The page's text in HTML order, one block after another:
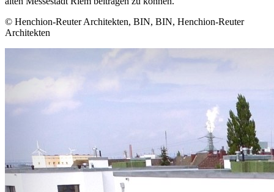
© Henchion-Reuter Architekten, BIN, BIN, Henchion-Reuter
Architekten